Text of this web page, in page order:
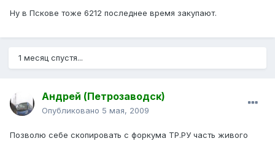
Ну в Пскове тоже 6212 последнее время закупают.
1 месяц спустя...
Андрей (Петрозаводск)
Опубликовано 5 мая, 2009
Позволю себе скопировать с форкума ТР.РУ часть живого